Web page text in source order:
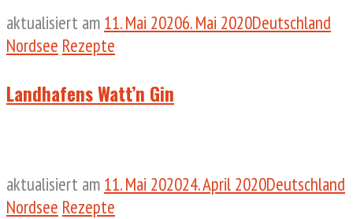
aktualisiert am 11. Mai 20206. Mai 2020Deutschland
Nordsee Rezepte
Landhafens Watt’n Gin
aktualisiert am 11. Mai 202024. April 2020Deutschland
Nordsee Rezepte